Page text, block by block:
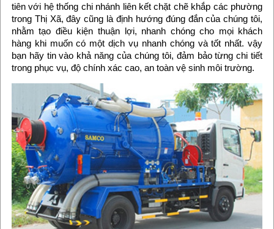
tiên với hệ thống chi nhánh liên kết chặt chẽ khắp các phường
trong Thị Xã, đây cũng là định hướng đúng đắn của chúng tôi,
nhằm tạo điều kiện thuận lợi, nhanh chóng cho mọi khách
hàng khi muốn có một dịch vụ nhanh chóng và tốt nhất. vậy
bạn hãy tin vào khả năng của chúng tôi, đảm bảo từng chi tiết
trong phục vụ, độ chính xác cao, an toàn vệ sinh môi trường.